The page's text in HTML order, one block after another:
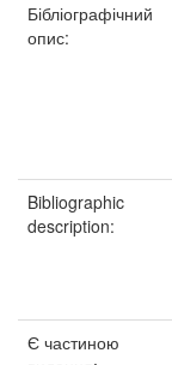
Бібліографічний
опис:
Bibliographic
description:
Є частиною